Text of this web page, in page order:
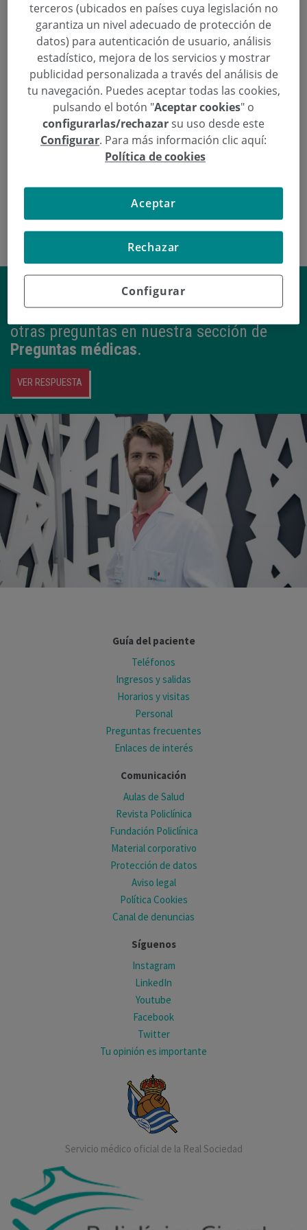
La Fundación Dr. Carlos Elósegui de Policlínica
Gipuzkoa y la Diputación Foral de Gipuzkoa han
promovido el primer estudio sobre deporte y
obesidad infantil en Gipuzkoa.
Continuar leyendo
¿Qué es el láser HoLEP?
Alejandro González Díazresponde a esta y
otras preguntas en nuestra sección de
Preguntas médicas.
VER RESPUESTA
Guía del paciente
Teléfonos
Ingresos y salidas
Horarios y visitas
Personal
Preguntas frecuentes
Enlaces de interés
Comunicación
Aulas de Salud
Revista Policlínica
Fundación Policlínica
Material corporativo
Protección de datos
Aviso legal
Política Cookies
Canal de denuncias
Síguenos
Instagram
LinkedIn
Youtube
Facebook
Twitter
Tu opinión es importante
Servicio médico oficial de la Real Sociedad
terceros (ubicados en países cuya legislación no
garantiza un nivel adecuado de protección de
datos) para autenticación de usuario, análisis
estadístico, mejora de los servicios y mostrar
publicidad personalizada a través del análisis de
tu navegación. Puedes aceptar todas las cookies,
pulsando el botón "Aceptar cookies" o
configurarlas/rechazarsu uso desde este
Configurar. Para más información clic aquí:
Política de cookies
Configurar
Rechazar
Aceptar